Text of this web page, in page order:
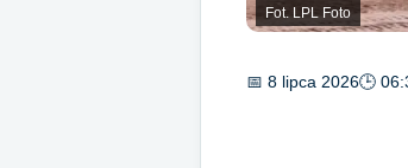
Fot. LPL Foto
📅 8 lipca 2026🕒